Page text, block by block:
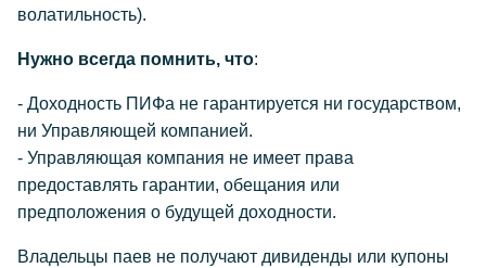
волатильность).
Нужно всегда помнить, что:
- Доходность ПИФа не гарантируется ни государством,
ни Управляющей компанией.
- Управляющая компания не имеет права
предоставлять гарантии, обещания или
предположения о будущей доходности.
Владельцы паев не получают дивиденды или купоны